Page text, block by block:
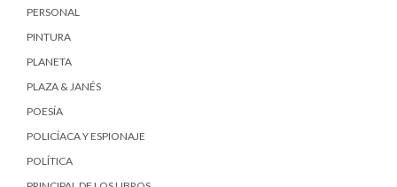
PERSONAL
PINTURA
PLANETA
PLAZA & JANÉS
POESÍA
POLICÍACA Y ESPIONAJE
POLÍTICA